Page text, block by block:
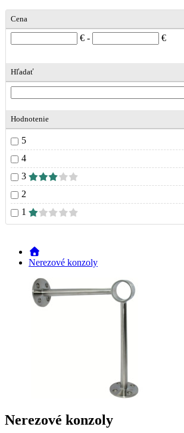
Cena
€ - €
Hľadať
Hodnotenie
5
4
3
2
1
Nerezové konzoly
Nerezové konzoly